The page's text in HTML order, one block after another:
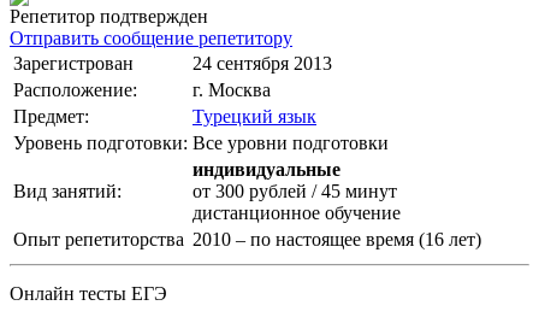
Репетитор подтвержден
Отправить сообщение репетитору
Зарегистрован
24 сентября 2013
Расположение:
г. Москва
Предмет:
Турецкий язык
Уровень подготовки: Все уровни подготовки
Вид занятий:
индивидуальные
от 300 рублей / 45 минут
дистанционное обучение
Опыт репетиторства 2010 – по настоящее время (16 лет)
Онлайн тесты ЕГЭ